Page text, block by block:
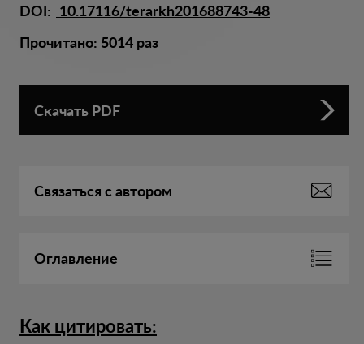
DOI: 10.17116/terarkh201688743-48
Прочитано: 5014 раз
Скачать PDF
Связаться с автором
Оглавление
Как цитировать: